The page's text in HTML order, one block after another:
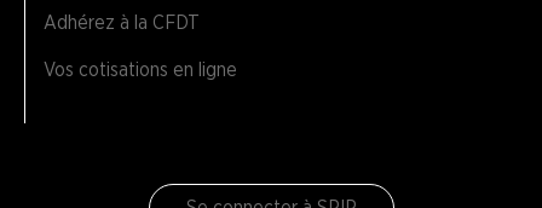
Adhérez à la CFDT
Vos cotisations en ligne